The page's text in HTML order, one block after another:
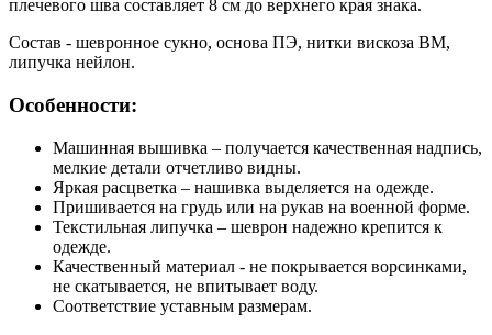
плечевого шва составляет 8 см до верхнего края знака.
Состав - шевронное сукно, основа ПЭ, нитки вискоза ВМ,
липучка нейлон.
Особенности:
Машинная вышивка – получается качественная надпись,
мелкие детали отчетливо видны.
Яркая расцветка – нашивка выделяется на одежде.
Пришивается на грудь или на рукав на военной форме.
Текстильная липучка – шеврон надежно крепится к
одежде.
Качественный материал - не покрывается ворсинками,
не скатывается, не впитывает воду.
Соответствие уставным размерам.